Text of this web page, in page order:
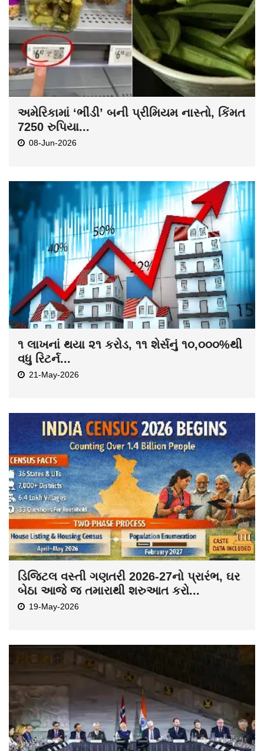
અમેરિકામાં ‘ભીંડી’ બની પ્રીમિયમ નાસ્તો, કિંમત
7250 રુપિયા...
08-Jun-2026
૧ લાખનાં થયા ૨૧ કરોડ, ૧૧ શેર્સનું ૧૦,૦૦૦%થી
વધુ રિટર્ન...
21-May-2026
ડિજિટલ વસ્તી ગણતરી 2026-27નો પ્રારંભ, ઘર
બેઠા આજે જ તમારાથી શરુઆત કરો...
19-May-2026